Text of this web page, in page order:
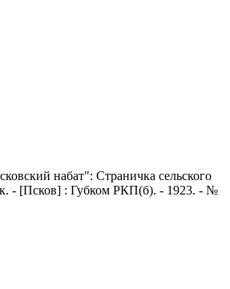
набат": Страничка сельского
- [Псков] : Губком РКП(б). - 1923. - №